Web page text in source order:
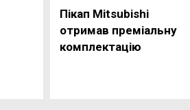
Пікап Mitsubishi
отримав преміальну
комплектацію